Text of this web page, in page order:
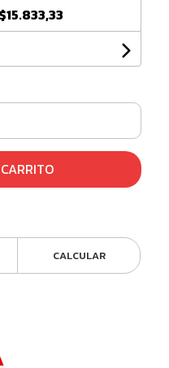
$15.833,33
CALCULAR